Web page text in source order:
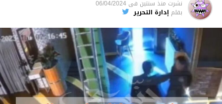
نشرت منذ سنتين فى 06/04/2024
بقلم إدارة التحرير